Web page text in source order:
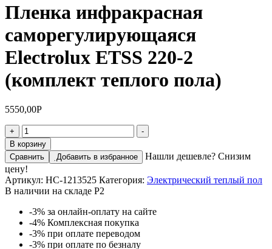
Пленка инфракрасная
саморегулирующаяся
Electrolux ETSS 220-2
(комплект теплого пола)
5550,00Р
+
Количество
товара
Пленка
инфракрасная
саморегулирующаяся
Electrolux
ETSS
220-
2
(комплект
теплого
-
В корзину
Сравнить
Добавить в избранное
Нашли дешевле? Снизим
цену!
Артикул: НС-1213525 Категория: Электрический теплый пол
В наличии на складе Р2
-3% за онлайн-оплату на сайте
-4% Комплексная покупка
-3% при оплате переводом
-3% при оплате по безналу